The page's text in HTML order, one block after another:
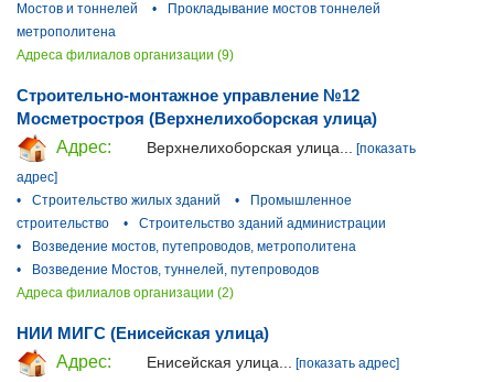
Мостов и тоннелей
•
Прокладывание мостов тоннелей
метрополитена
Адреса филиалов организации (9)
Строительно-монтажное управление №12
Мосметростроя (Верхнелихоборская улица)
Адрес:
Верхнелихоборская улица... [показать
адрес]
•
Строительство жилых зданий •
Промышленное
строительство
•
Строительство зданий администрации
•
Возведение мостов, путепроводов, метрополитена
•
Возведение Мостов, туннелей, путепроводов
Адреса филиалов организации (2)
НИИ МИГС (Енисейская улица)
Адрес:
Енисейская улица...
[показать адрес]